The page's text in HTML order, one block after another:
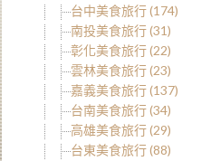
台中美食旅行 (174)
南投美食旅行 (31)
彰化美食旅行 (22)
雲林美食旅行 (23)
嘉義美食旅行 (137)
台南美食旅行 (34)
高雄美食旅行 (29)
台東美食旅行 (88)